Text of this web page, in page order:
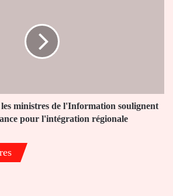
ministres de l'Information soulignent
pour l'intégration régionale